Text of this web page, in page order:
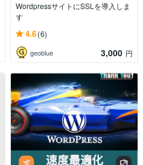
WordpressサイトにSSLを導入しま
す
4.6(6)
geoblue 3,000 円